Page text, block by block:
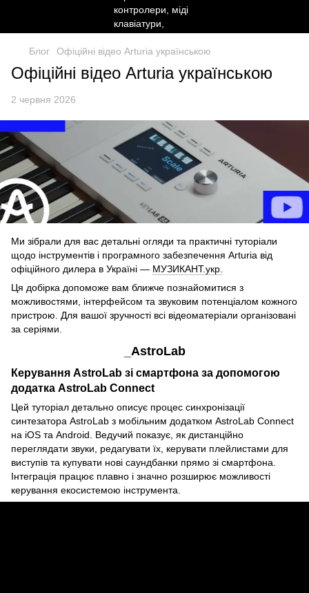
Блог Офіційні відео Arturia українською
Офіційні відео Arturia українською
2 червня 2026
Ми зібрали для вас детальні огляди та практичні туторіали
щодо інструментів і програмного забезпечення Arturia від
офіційного дилера в Україні — МУЗИКАНТ.укр.
Ця добірка допоможе вам ближче познайомитися з
можливостями, інтерфейсом та звуковим потенціалом кожного
пристрою. Для вашої зручності всі відеоматеріали організовані
за серіями.
_AstroLab
Керування AstroLab зі смартфона за допомогою
додатка AstroLab Connect
Цей туторіал детально описує процес синхронізації
синтезатора AstroLab з мобільним додатком AstroLab Connect
на iOS та Android. Ведучий показує, як дистанційно
переглядати звуки, редагувати їх, керувати плейлистами для
виступів та купувати нові саундбанки прямо зі смартфона.
Інтеграція працює плавно і значно розширює можливості
керування екосистемою інструмента.